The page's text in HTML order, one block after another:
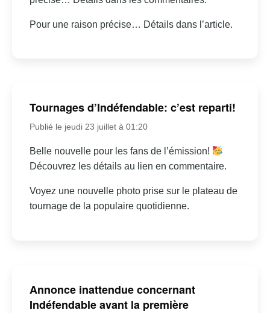
Pour une raison précise… Détails dans l’article.
Tournages d’Indéfendable: c’est reparti!
Publié le jeudi 23 juillet à 01:20
Belle nouvelle pour les fans de l’émission!
Découvrez les détails au lien en commentaire.
Voyez une nouvelle photo prise sur le plateau de
tournage de la populaire quotidienne.
Annonce inattendue concernant
Indéfendable avant la première